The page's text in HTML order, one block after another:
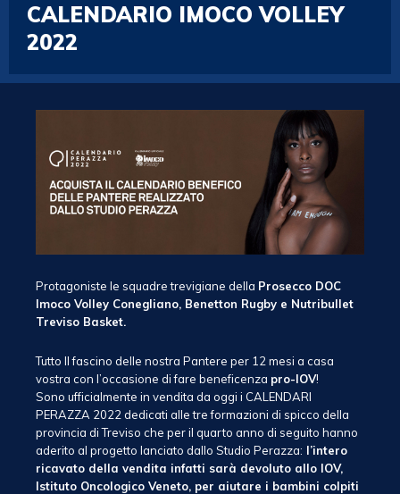
CALENDARIO IMOCO VOLLEY
2022
Protagoniste le squadre trevigiane della Prosecco DOC
Imoco Volley Conegliano, Benetton Rugby e Nutribullet
Treviso Basket.
Tutto Il fascino delle nostra Pantere per 12 mesi a casa
vostra con l’occasione di fare beneficenza pro-IOV!
Sono ufficialmente in vendita da oggi i CALENDARI
PERAZZA 2022 dedicati alle tre formazioni di spicco della
provincia di Treviso che per il quarto anno di seguito hanno
aderito al progetto lanciato dallo Studio Perazza: l’intero
ricavato della vendita infatti sarà devoluto allo IOV,
Istituto Oncologico Veneto, per aiutare i bambini colpiti